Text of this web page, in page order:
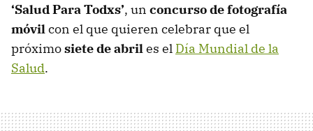
‘Salud Para Todxs’, un concurso de fotografía
móvilcon el que quieren celebrar que el
próximosiete de abriles el Día Mundial de la
Salud.